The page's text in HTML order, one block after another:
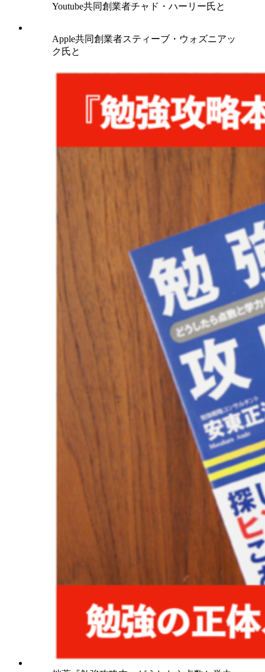
Youtube共同創業者チャド・ハーリー氏と
Apple共同創業者スティーブ・ウォズニアッ
ク氏と